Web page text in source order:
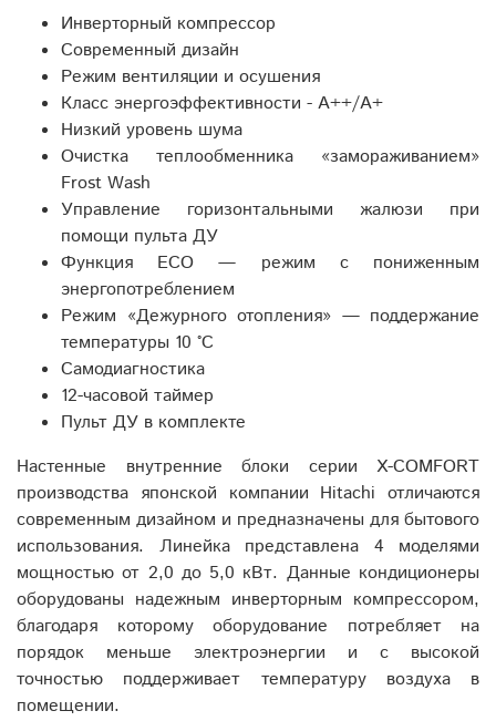
Инверторный компрессор
Современный дизайн
Режим вентиляции и осушения
Класс энергоэффективности - A++/A+
Низкий уровень шума
Очистка теплообменника «замораживанием»
Frost Wash
Управление горизонтальными жалюзи при
помощи пульта ДУ
Функция ECO — режим с пониженным
энергопотреблением
Режим «Дежурного отопления» — поддержание
температуры 10 °C
Самодиагностика
12-часовой таймер
Пульт ДУ в комплекте
Настенные внутренние блоки серии X-COMFORT
производства японской компании Hitachi отличаются
современным дизайном и предназначены для бытового
использования. Линейка представлена 4 моделями
мощностью от 2,0 до 5,0 кВт. Данные кондиционеры
оборудованы надежным инверторным компрессором,
благодаря которому оборудование потребляет на
порядок меньше электроэнергии и с высокой
точностью поддерживает температуру воздуха в
помещении.